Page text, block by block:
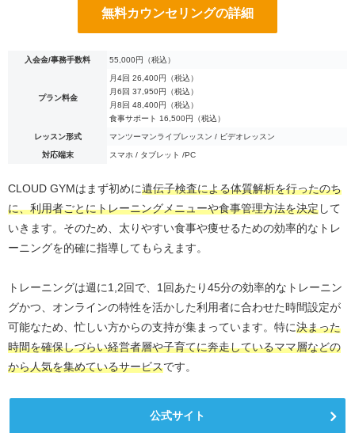
無料カウンセリングの詳細
入会金/事務手数料 55,000円（税込）
プラン料金
月4回 26,400円（税込）
月6回 37,950円（税込）
月8回 48,400円（税込）
食事サポート 16,500円（税込）
レッスン形式 マンツーマンライブレッスン / ビデオレッスン
対応端末 スマホ / タブレット /PC
CLOUD GYMはまず初めに遺伝子検査による体質解析を行ったのち
に、利用者ごとにトレーニングメニューや食事管理方法を決定して
いきます。そのため、太りやすい食事や痩せるための効率的なトレ
ーニングを的確に指導してもらえます。
トレーニングは週に1,2回で、1回あたり45分の効率的なトレーニン
グかつ、オンラインの特性を活かした利用者に合わせた時間設定が
可能なため、忙しい方からの支持が集まっています。特に決まった
時間を確保しづらい経営者層や子育てに奔走しているママ層などの
から人気を集めているサービスです。
公式サイト